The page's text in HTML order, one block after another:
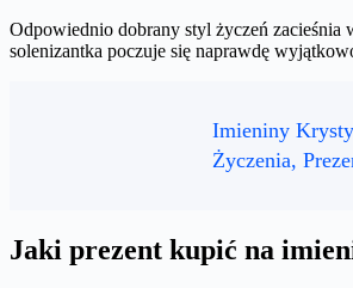
Odpowiednio dobrany styl życzeń zacieśnia
solenizantka poczuje się naprawdę
Imieniny
Życzenia,
Jaki prezent kupić na